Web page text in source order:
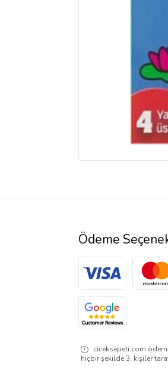
Ödeme
ciceksepeti.com
hiçbir şekilde 3. kişiler